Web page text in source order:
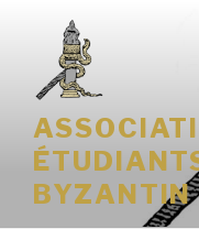
contenu
principal
BYZANTIN